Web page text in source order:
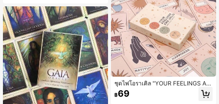
น
ชุดไพ่โอราเคิล "YOUR FEELINGS AR
E VALID" ประกอบด้วย 48 ใบ พร้อมคู่มื
อแผ่นพับ มีความหมาย คำแนะนำ และ
฿69